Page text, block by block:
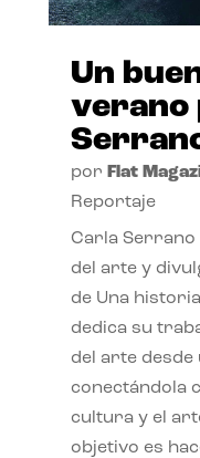
Un
verano
por Flat
Reportaje
Carla
del arte y
de Una
dedica su
del arte desde
conectándola
cultura y el
objetivo es